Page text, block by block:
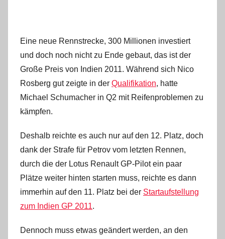
Eine neue Rennstrecke, 300 Millionen investiert
und doch noch nicht zu Ende gebaut, das ist der
Große Preis von Indien 2011. Während sich Nico
Rosberg gut zeigte in der Qualifikation, hatte
Michael Schumacher in Q2 mit Reifenproblemen zu
kämpfen.
Deshalb reichte es auch nur auf den 12. Platz, doch
dank der Strafe für Petrov vom letzten Rennen,
durch die der Lotus Renault GP-Pilot ein paar
Plätze weiter hinten starten muss, reichte es dann
immerhin auf den 11. Platz bei der Startaufstellung
zum Indien GP 2011.
Dennoch muss etwas geändert werden, an den